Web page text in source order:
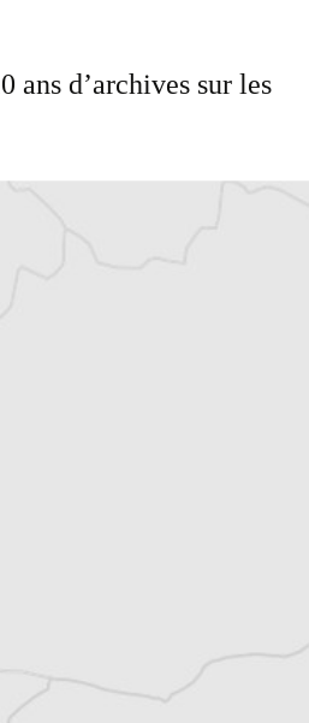
ans d’archives sur les